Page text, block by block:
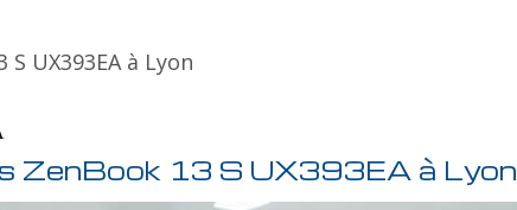
UX393EA à Lyon
ZenBook 13 S UX393EA à Lyon